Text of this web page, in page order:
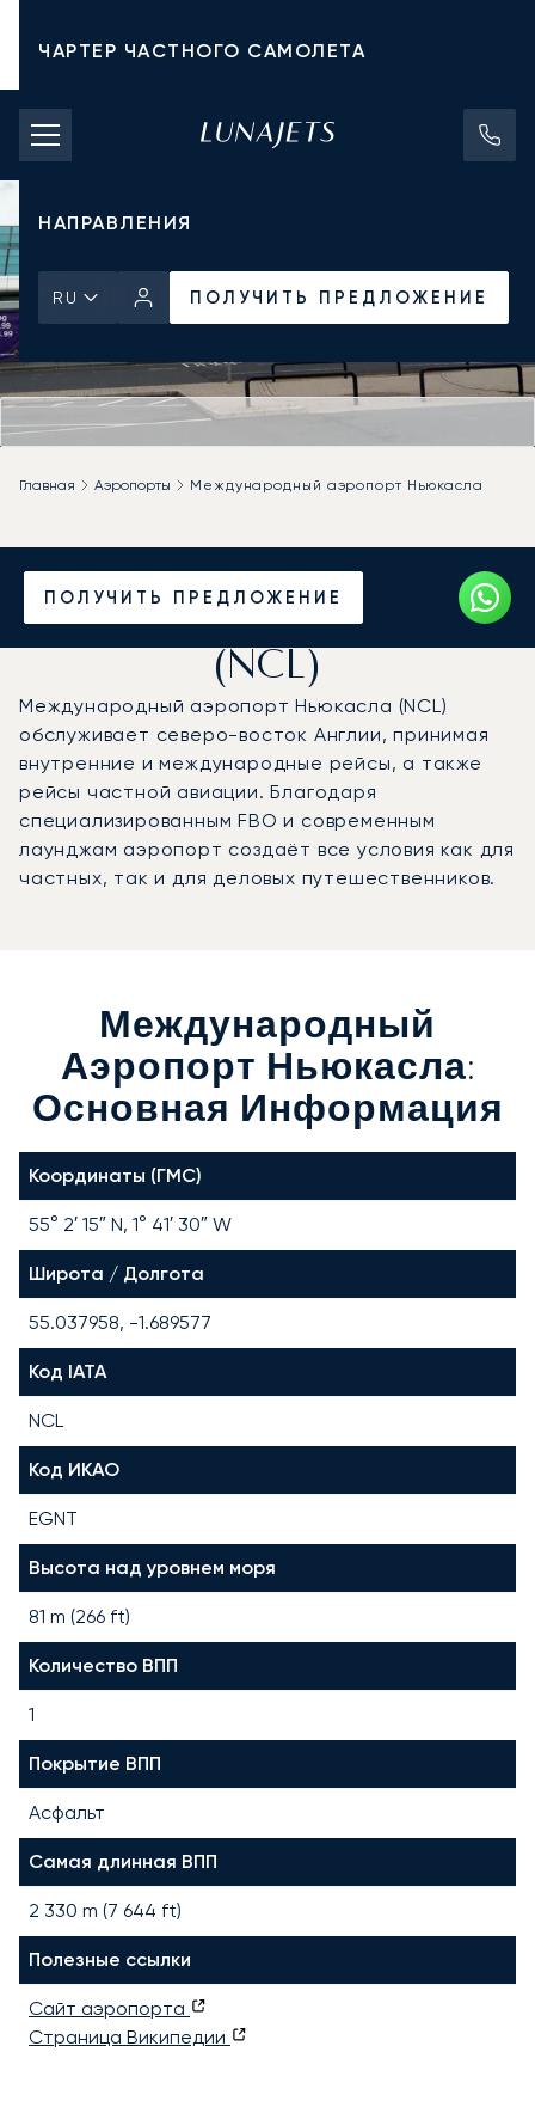
ЧАРТЕР ЧАСТНОГО САМОЛЕТА
СТОИМОСТЬ ЧАРТЕРА
ЧАСТНЫЕ САМОЛЕТЫ
НАПРАВЛЕНИЯ
RU ПОЛУЧИТЬ ПРЕДЛОЖЕНИЕ
ПОЛУЧИТЬ ПРЕДЛОЖЕНИЕ
Главная Аэропорты Международный аэропорт Ньюкасла
Частный джет в
аэропорт Ньюкасла
(NCL)
Международный аэропорт Ньюкасла (NCL)
обслуживает северо-восток Англии, принимая
внутренние и международные рейсы, а также
рейсы частной авиации. Благодаря
специализированным FBO и современным
лаунджам аэропорт создаёт все условия как для
частных, так и для деловых путешественников.
Международный
Аэропорт Ньюкасла:
Основная Информация
Координаты (ГМС)
55° 2′ 15″ N, 1° 41′ 30″ W
Широта / Долгота
55.037958, -1.689577
Код IATA
NCL
Код ИКАО
EGNT
Высота над уровнем моря
81 m (266 ft)
Количество ВПП
1
Покрытие ВПП
Асфальт
Самая длинная ВПП
2 330 m (7 644 ft)
Полезные ссылки
Сайт аэропорта
Страница Википедии